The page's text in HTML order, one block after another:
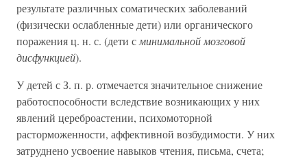
результате различных соматических заболеваний
(физически ослабленные дети) или органического
поражения ц. н. с. (дети с минимальной мозговой
дисфункцией).
У детей с З. п. р. отмечается значительное снижение
работоспособности вследствие возникающих у них
явлений цереброастении, психомоторной
расторможенности, аффективной возбудимости. У них
затруднено усвоение навыков чтения, письма, счета;